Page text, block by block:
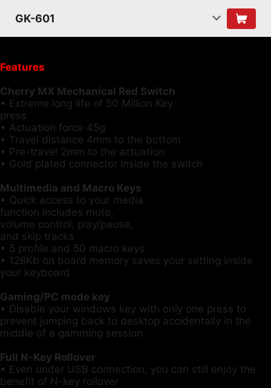
GK-601
Features
Cherry MX Mechanical Red Switch
• Extreme long life of 50 Million Key
press
• Actuation force 45g
• Travel distance 4mm to the bottom
• Pre-travel 2mm to the actuation
• Gold plated connector inside the switch
Multimedia and Macro Keys
• Quick access to your media
function includes mute,
volume control, play/pause,
and skip tracks
• 5 profile and 50 macro keys
• 128Kb on board memory saves your setting inside
your keyboard
Gaming/PC mode key
• Disable your windows key with only one press to
prevent jumping back to desktop accidentally in the
middle of a gamming session
Full N-Key Rollover
• Even under USB connection, you can still enjoy the
benefit of N-key rollover